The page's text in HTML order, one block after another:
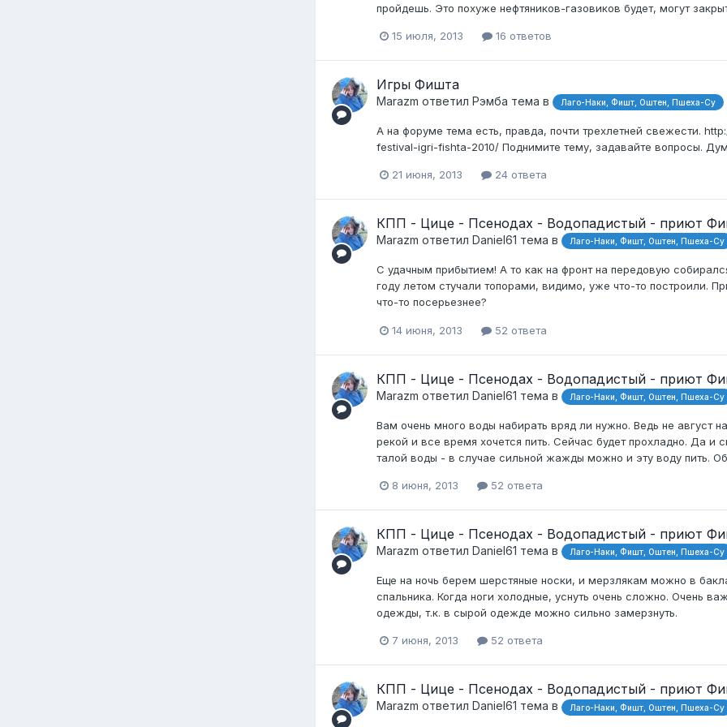
пройдешь. Это похуже нефтяников-газовиков будет, могут
15 июля, 2013 16 ответов
Игры Фишта
Marazm ответил Рэмба тема в Лаго-Наки, Фишт, Оштен, Пшеха-Су
А на форуме тема есть, правда, почти трехлетней свежести.
festival-igri-fishta-2010/ Поднимите тему, задавайте вопросы.
21 июня, 2013 24 ответа
КПП - Цице - Псенодах - Водопадистый - приют
Marazm ответил Daniel61 тема в Лаго-Наки, Фишт, Оштен, Пшеха-Су
С удачным прибытием! А то как на фронт на передовую
году летом стучали топорами, видимо, уже что-то построили.
что-то посерьезнее?
14 июня, 2013 52 ответа
КПП - Цице - Псенодах - Водопадистый - приют
Marazm ответил Daniel61 тема в Лаго-Наки, Фишт, Оштен, Пшеха-Су
Вам очень много воды набирать вряд ли нужно. Ведь не август
рекой и все время хочется пить. Сейчас будет прохладно. Да и
талой воды - в случае сильной жажды можно и эту воду пить.
8 июня, 2013 52 ответа
КПП - Цице - Псенодах - Водопадистый - приют
Marazm ответил Daniel61 тема в Лаго-Наки, Фишт, Оштен, Пшеха-Су
Еще на ночь берем шерстяные носки, и мерзлякам можно в
спальника. Когда ноги холодные, уснуть очень сложно. Очень
одежды, т.к. в сырой одежде можно сильно замерзнуть.
7 июня, 2013 52 ответа
КПП - Цице - Псенодах - Водопадистый - приют
Marazm ответил Daniel61 тема в Лаго-Наки, Фишт, Оштен, Пшеха-Су